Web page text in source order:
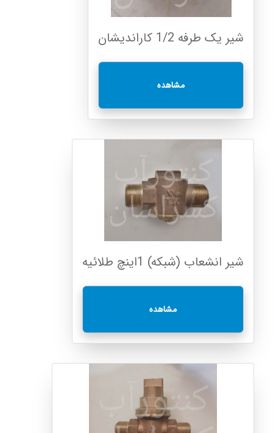
شیر یک طرفه 1/2 کاراندیشان
مشاهده
شیر انشعاب (شبکه) 1اینچ طلائیه
مشاهده